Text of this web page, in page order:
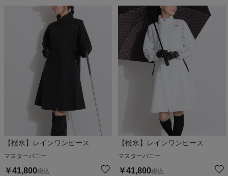
【撥水】レインワンピース
マスターバニー
￥41,800税込
【撥水】レインワンピース
マスターバニー
￥41,800税込